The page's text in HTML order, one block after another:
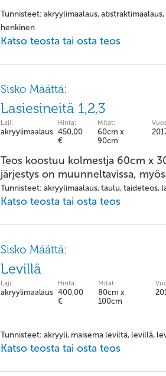
Tunnisteet: akryylimaalaus,
henkinen
Katso teosta tai osta teos
Sisko Määttä:
Lasiesineitä 1,2,3
Laji:
akryylimaalaus
Hinta:
450,00
€
Mitat:
60cm x
90cm
Teos koostuu kolmestja 60cm x
järjestys on muunneltavissa,
Tunnisteet: akryylimaalaus, taulu, taideteos,
Katso teosta tai osta teos
Sisko Määttä:
Levillä
Laji:
akryylimaalaus
Hinta:
400,00
€
Mitat:
80cm x
100cm
Tunnisteet: akryyli, maisema leviltä, levillä,
Katso teosta tai osta teos